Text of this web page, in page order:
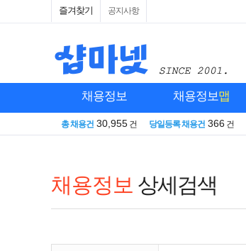
즐겨찾기 공지사항
채용정보 채용정보맵
총 채용건 30,955 건 당일등록 채용건 366 건
채용정보 상세검색